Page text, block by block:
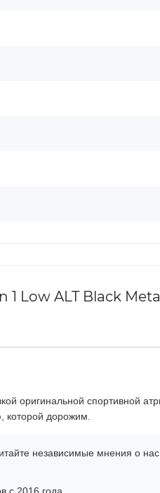
Low ALT Black
оригинальной спортивной
которой дорожим.
независимые мнения о
с 2016 года.